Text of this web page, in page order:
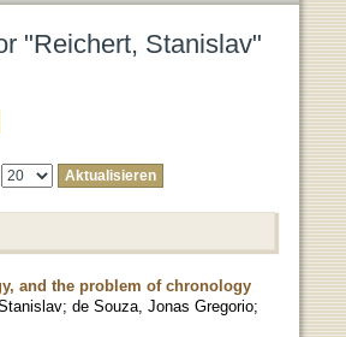
"Reichert, Stanislav"
and the problem of chronology
; de Souza, Jonas Gregorio;